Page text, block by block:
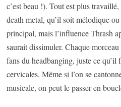
c’est beau !). Tout est plus
death metal, qu’il soit mélodique
principal, mais l’influence Thrash
saurait dissimuler. Chaque
fans du headbanging, juste ce qu’il
cervicales. Même si l’on se
musicale, on peut le passer en